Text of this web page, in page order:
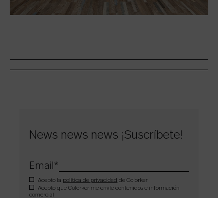
News news news ¡Suscríbete!
Email *
Acepto la política de privacidad de Colorker
Acepto que Colorker me envíe contenidos e información
comercial